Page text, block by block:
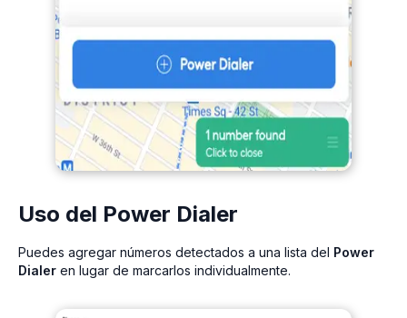
Uso del Power Dialer
Puedes agregar números detectados a una lista del Power
Dialer en lugar de marcarlos individualmente.